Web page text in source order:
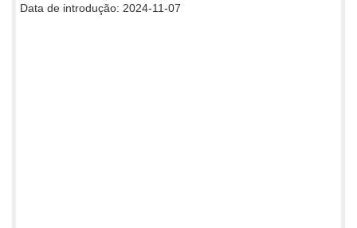
Data de introdução: 2024-11-07